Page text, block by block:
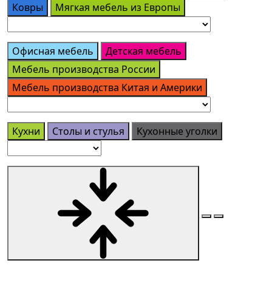
Ковры
Мягкая мебель из Европы
Офисная мебель
Детская мебель
Мебель производства России
Мебель производства Китая и Америки
Кухни Столы и стулья Кухонные уголки